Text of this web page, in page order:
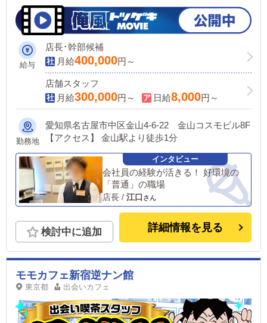
用品支給など好環境＆好待遇！！
給与
店長･幹部候補
月給400,000円～
店舗スタッフ
月給300,000円～ 日給8,000円～
勤務地
愛知県名古屋市中区金山4-6-22 金山コスモビル8F
【アクセス】 金山駅より徒歩1分
会社員の経験が活きる！ 好環境の
「普通」の職場
店長 / 江口
検討中に追加 詳細情報を見る
モモカフェ新宿逆ナン館
東京都 出会いカフェ